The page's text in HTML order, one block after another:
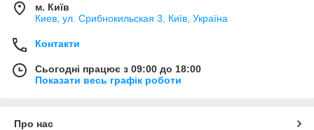
м. Київ
Киев, ул. Срибнокильская 3, Київ, Україна
Контакти
Сьогодні працює з 09:00 до 18:00
Показати весь графік роботи
Про нас